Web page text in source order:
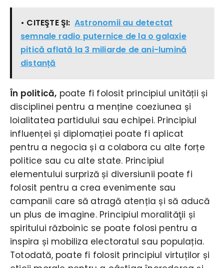
• CITEŞTE ŞI: Astronomii au detectat
semnale radio puternice de la o galaxie
pitică aflată la 3 miliarde de ani-lumină
distanță
În politică, poate fi folosit principiul unității și
disciplinei pentru a menține coeziunea și
loialitatea partidului sau echipei. Principiul
influenței și diplomației poate fi aplicat
pentru a negocia și a colabora cu alte forțe
politice sau cu alte state. Principiul
elementului surpriză și diversiunii poate fi
folosit pentru a crea evenimente sau
campanii care să atragă atenția și să aducă
un plus de imagine. Principiul moralităţii și
spiritului războinic se poate folosi pentru a
inspira și mobiliza electoratul sau populația.
Totodată, poate fi folosit principiul virtuților și